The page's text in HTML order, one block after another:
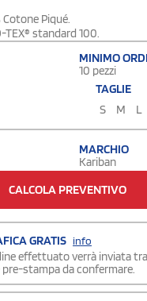
Cotone Piqué.
TEX® standard 100.
MINIMO
10 pezzi
TAGLIE
S
M L
MARCHIO
Kariban
CALCOLA PREVENTIVO
GRATIS info
effettuato verrà inviata
stampa da confermare.